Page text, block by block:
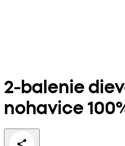
2-balenie
nohavice